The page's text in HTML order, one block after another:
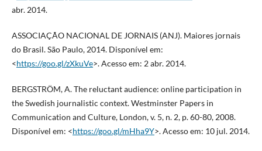
abr. 2014.
ASSOCIAÇÃO NACIONAL DE JORNAIS (ANJ). Maiores jornais
do Brasil. São Paulo, 2014. Disponível em:
<https://goo.gl/zXkuVe>. Acesso em: 2 abr. 2014.
BERGSTRÖM, A. The reluctant audience: online participation in
the Swedish journalistic context. Westminster Papers in
Communication and Culture, London, v. 5, n. 2, p. 60-80, 2008.
Disponível em: <https://goo.gl/mHha9Y>. Acesso em: 10 jul. 2014.